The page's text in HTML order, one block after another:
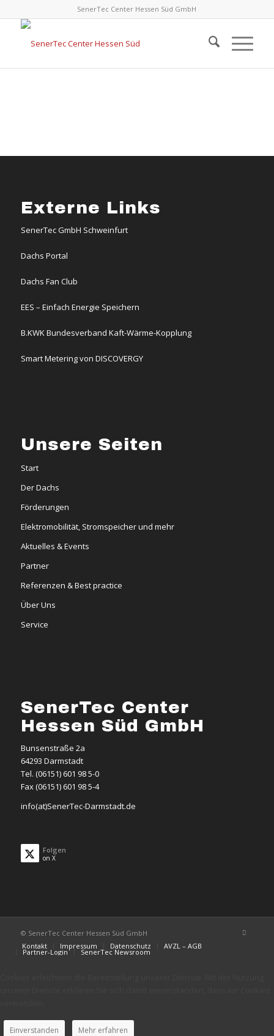
SenerTec Center Hessen Süd GmbH
Externe Links
SenerTec GmbH Schweinfurt
Dachs Portal
Dachs Fan Club
EES – Einfach Energie Speichern
B.KWK Bundesverband Kaft-Wärme-Kopplung
Smart Metering von DISCOVERGY
Unsere Seiten
Start
Der Dachs
Förderungen
Elektromobilität, Stromspeicher und mehr
Aktuelles & Events
Partner
Referenzen & Best practice
Über Uns
Service
SenerTec Center
Hessen Süd GmbH
Bunsenstraße 2a
64293 Darmstadt
Tel. (06151) 601 98 5-0
Fax (06151) 601 98 5-4
info(at)SenerTec-Darmstadt.de
Folgen
on X
© SenerTec Center Hessen Süd GmbH
Kontakt
Impressum Datenschutz AVZL – AGB
Partner-Login SenerTec Newsroom
Einverstanden Mehr erfahren